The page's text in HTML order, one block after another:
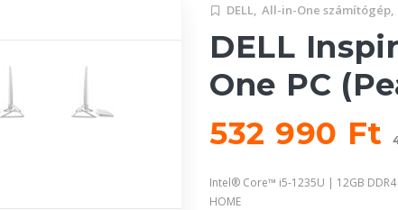
DELL, All-in-One számítógép,
DELL
One PC
532 990 Ft
Intel® Core™ i5-1235U | 12GB
HOME